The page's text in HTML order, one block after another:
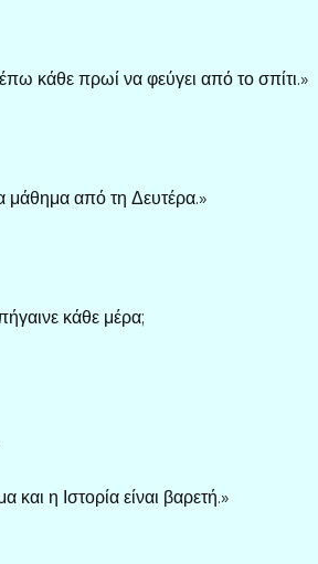
κάθε πρωί να φεύγει από το σπίτι.»
μάθημα από τη Δευτέρα.»
κάθε μέρα;
η Ιστορία είναι βαρετή.»